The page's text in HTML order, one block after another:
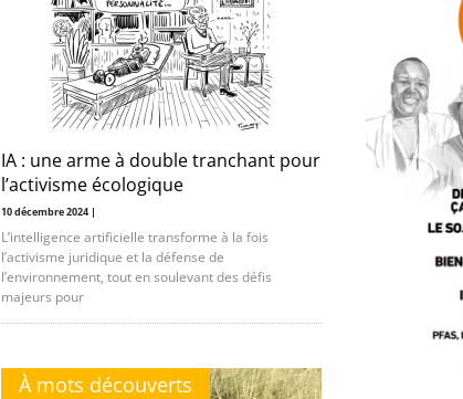
IA : une arme à double tranchant pour
l’activisme écologique
10 décembre 2024 |
L’intelligence artificielle transforme à la fois
l’activisme juridique et la défense de
l’environnement, tout en soulevant des défis
majeurs pour
À mots découverts